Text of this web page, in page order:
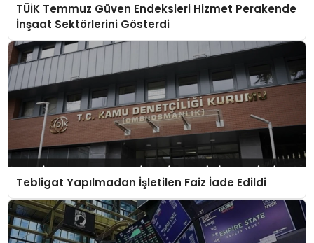
TÜİK Temmuz Güven Endeksleri Hizmet Perakende
İnşaat Sektörlerini Gösterdi
Tebligat Yapılmadan İşletilen Faiz İade Edildi